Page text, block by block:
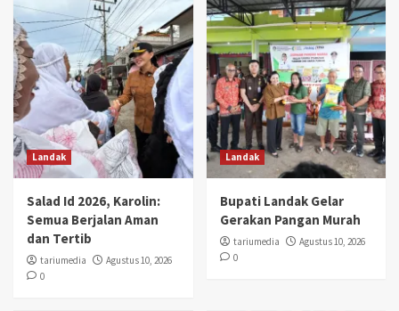
Landak
Salad Id 2026, Karolin:
Semua Berjalan Aman
dan Tertib
tariumedia
Agustus 10, 2026
0
Landak
Bupati Landak Gelar
Gerakan Pangan Murah
tariumedia
Agustus 10, 2026
0